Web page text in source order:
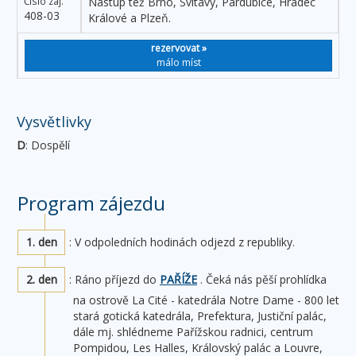
408-03
Králové a Plzeň.
rezervovat »
málo míst
Vysvětlivky
D: Dospělí
Program zájezdu
1. den : V odpoledních hodinách odjezd z republiky.
2. den : Ráno příjezd do PAŘÍŽE . Čeká nás pěší prohlídka
na ostrově La Cité - katedrála Notre Dame - 800 let
stará gotická katedrála, Prefektura, Justiční palác,
dále mj. shlédneme Pařížskou radnici, centrum
Pompidou, Les Halles, Královský palác a Louvre,